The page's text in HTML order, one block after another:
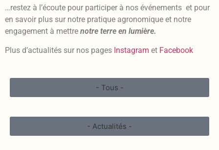
…restez à l’écoute pour participer à nos événements et pour
en savoir plus sur notre pratique agronomique et notre
engagement à mettre notre terre en lumière.
Plus d’actualités sur nos pages Instagram et Facebook
- Tous -
- Actualités -